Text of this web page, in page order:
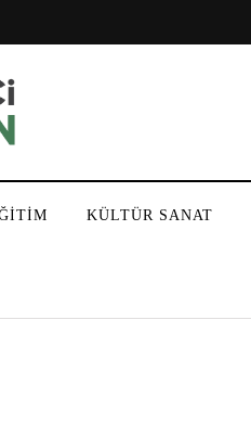
KÜLTÜR SANAT